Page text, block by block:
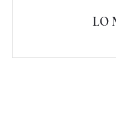
LO